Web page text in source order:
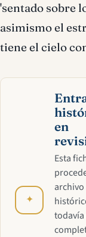
'sentado sobre
asimismo el
tiene el cielo
✦
en
Esta
archivo
todavía